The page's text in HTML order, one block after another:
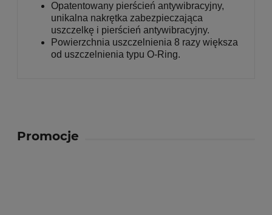
Opatentowany pierścień antywibracyjny,
unikalna nakrętka zabezpieczająca
uszczelkę i pierścień antywibracyjny.
Powierzchnia uszczelnienia 8 razy większa
od uszczelnienia typu O-Ring.
Promocje